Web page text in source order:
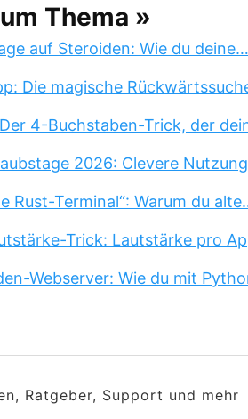
Thema »
auf Steroiden: Wie du deine…
Die magische
4-Buchstaben-Trick, der
2026: Clevere
Rust-Terminal“: Warum du
Trick: Lautstärke pro
Webserver: Wie du mit
Ratgeber, Support und mehr